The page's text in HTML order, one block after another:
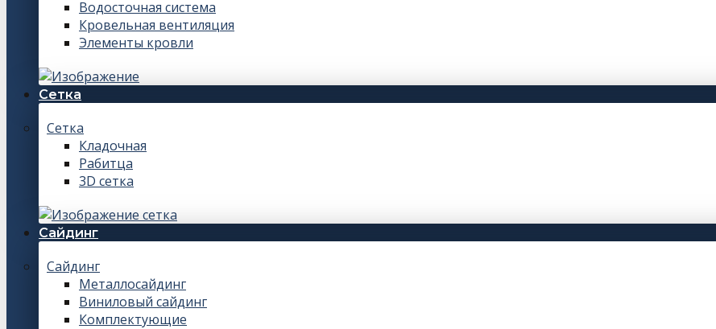
Водосточная система
Кровельная вентиляция
Элементы кровли
Сетка
Сетка
Кладочная
Рабитца
3D сетка
Сайдинг
Сайдинг
Металлосайдинг
Виниловый сайдинг
Комплектующие